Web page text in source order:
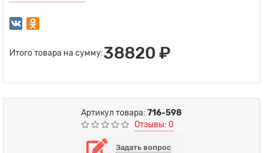
Итого товара на сумму:38820 ₽
Артикул товара: 716-598
Отзывы: 0
Задать вопрос